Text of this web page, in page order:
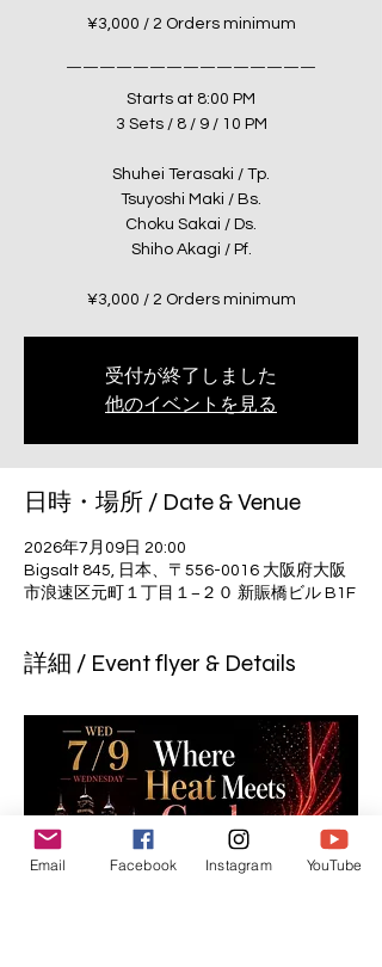
¥3,000 / 2 Orders minimum
Starts at 8:00 PM
3 Sets / 8 / 9 / 10 PM
Shuhei Terasaki / Tp.
Tsuyoshi Maki / Bs.
Choku Sakai / Ds.
Shiho Akagi / Pf.
¥3,000 / 2 Orders minimum
受付が終了しました
他のイベントを見る
日時・場所 / Date & Venue
2026年7月09日 20:00
Bigsalt 845, 日本、〒556-0016 大阪府大阪
市浪速区元町１丁目１−２０ 新賑橋ビル B1F
詳細 / Event flyer & Details
Email Facebook Instagram YouTube